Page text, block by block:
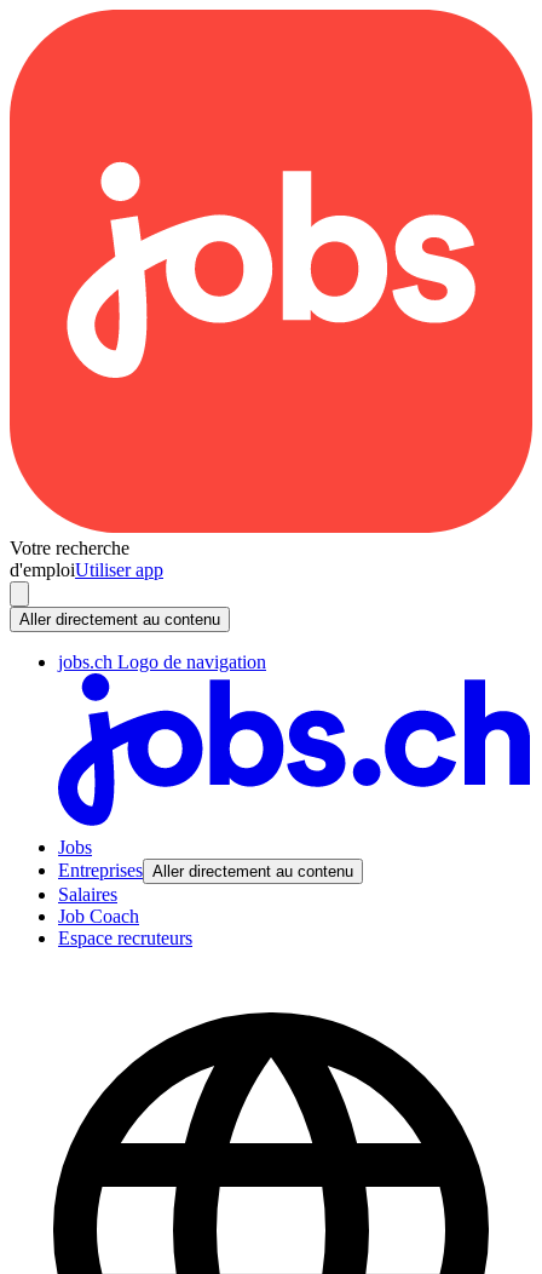
Votre recherche
d'emploiUtiliser app
Aller directement au contenu
jobs.ch Logo de navigation
Jobs
Entreprises Aller directement au contenu
Salaires
Job Coach
Espace recruteurs